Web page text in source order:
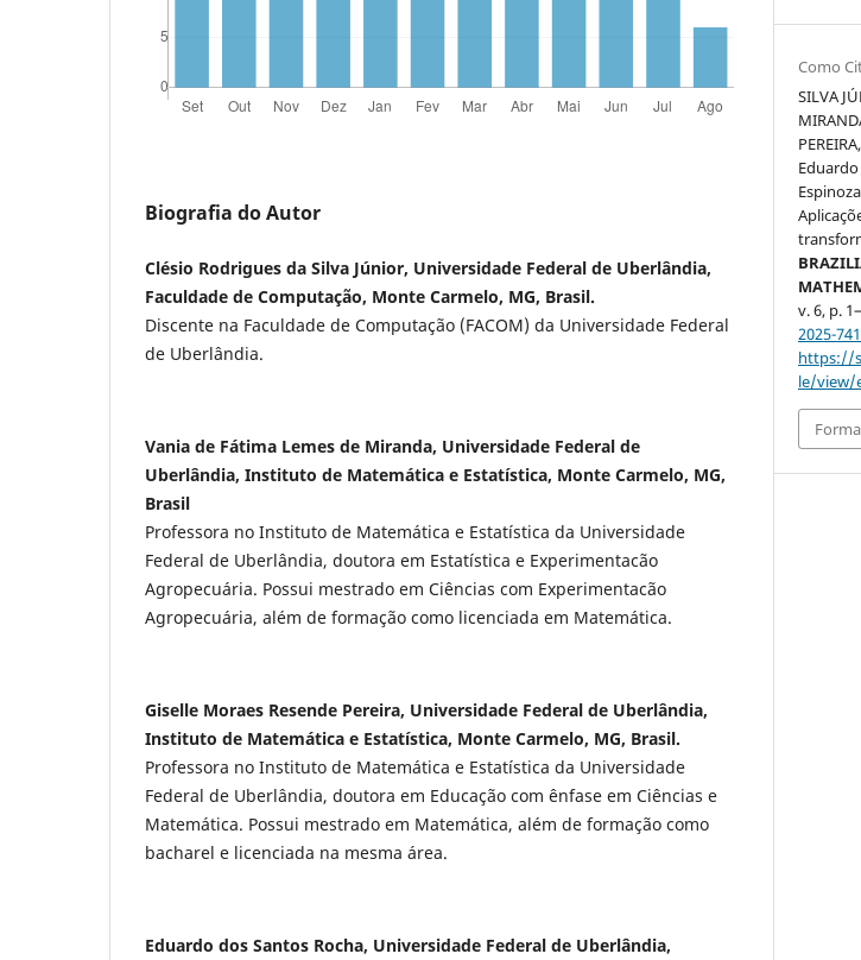
Biografia do Autor
Clésio Rodrigues da Silva Júnior, Universidade Federal de Uberlândia,
Faculdade de Computação, Monte Carmelo, MG, Brasil.
Discente na Faculdade de Computação (FACOM) da Universidade Federal
de Uberlândia.
Vania de Fátima Lemes de Miranda, Universidade Federal de
Uberlândia, Instituto de Matemática e Estatística, Monte Carmelo, MG,
Brasil
Professora no Instituto de Matemática e Estatística da Universidade
Federal de Uberlândia, doutora em Estatística e Experimentacão
Agropecuária. Possui mestrado em Ciências com Experimentacão
Agropecuária, além de formação como licenciada em Matemática.
Giselle Moraes Resende Pereira, Universidade Federal de Uberlândia,
Instituto de Matemática e Estatística, Monte Carmelo, MG, Brasil.
Professora no Instituto de Matemática e Estatística da Universidade
Federal de Uberlândia, doutora em Educação com ênfase em Ciências e
Matemática. Possui mestrado em Matemática, além de formação como
bacharel e licenciada na mesma área.
Eduardo dos Santos Rocha, Universidade Federal de Uberlândia,
Como
SILVA
Eduardo
v. 6, p.
2025-
https://
le/view/